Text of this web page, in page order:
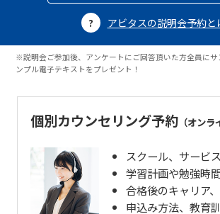
アビタスの説明会予約と
※説明会ご参加後、アンケートにご回答頂いた方全員にサ
ンプル電子テキストをプレゼント！
個別カウンセリング予約（オンラ
スクール、サービ
学習計画や勉強時
合格後のキャリア
申込み方法、教育